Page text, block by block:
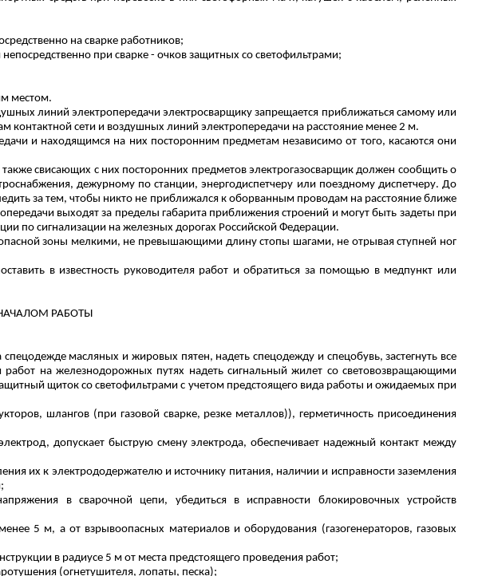
на сварке работников;
при сварке - очков защитных со светофильтрами;
местом.
линий электропередачи электросварщику запрещается приближаться самому или
сети и воздушных линий электропередачи на расстояние менее 2 м.
и находящимся на них посторонним предметам независимо от того, касаются они
свисающих с них посторонних предметов электрогазосварщик должен сообщить о
дежурному по станции, энергодиспетчеру или поездному диспетчеру. До
за тем, чтобы никто не приближался к оборванным проводам на расстояние ближе
выходят за пределы габарита приближения строений и могут быть задеты при
по сигнализации на железных дорогах Российской Федерации.
зоны мелкими, не превышающими длину стопы шагами, не отрывая ступней ног
в известность руководителя работ и обратиться за помощью в медпункт или
РАБОТЫ
масляных и жировых пятен, надеть спецодежду и спецобувь, застегнуть все
на железнодорожных путях надеть сигнальный жилет со световозвращающими
щиток со светофильтрами с учетом предстоящего вида работы и ожидаемых при
шлангов (при газовой сварке, резке металлов)), герметичность присоединения
допускает быструю смену электрода, обеспечивает надежный контакт между
их к электрододержателю и источнику питания, наличии и исправности заземления
в сварочной цепи, убедиться в исправности блокировочных устройств
5 м, а от взрывоопасных материалов и оборудования (газогенераторов, газовых
в радиусе 5 м от места предстоящего проведения работ;
(огнетушителя, лопаты, песка);